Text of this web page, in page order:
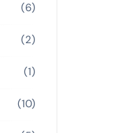
(6)
(2)
(1)
(10)